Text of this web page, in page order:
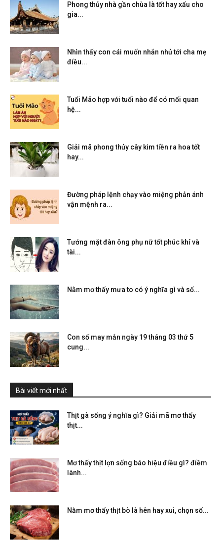
Phong thủy nhà gần chùa là tốt hay xấu cho
gia...
Nhìn thấy con cái muốn nhắn nhủ tới cha mẹ
điều...
Tuổi Mão hợp với tuổi nào để có mối quan
hệ...
Giải mã phong thủy cây kim tiền ra hoa tốt
hay...
Đường pháp lệnh chạy vào miệng phản ánh
vận mệnh ra...
Tướng mặt đàn ông phụ nữ tốt phúc khí và
tài...
Nằm mơ thấy mưa to có ý nghĩa gì và số...
Con số may mắn ngày 19 tháng 03 thứ 5
cung...
Bài viết mới nhất
Thịt gà sống ý nghĩa gì? Giải mã mơ thấy
thịt...
Mơ thấy thịt lợn sống báo hiệu điều gì? điềm
lành...
Nằm mơ thấy thịt bò là hên hay xui, chọn số...